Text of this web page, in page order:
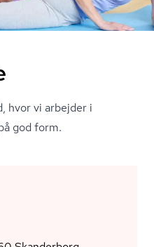
hvor vi arbejder i
god form.